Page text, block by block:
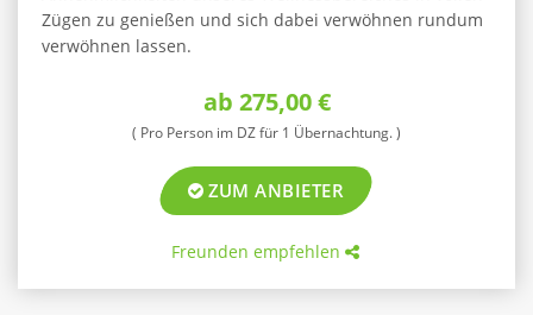
Zügen zu genießen und sich dabei verwöhnen rundum
verwöhnen lassen.
ab 275,00 €
( Pro Person im DZ für 1 Übernachtung. )
ZUM ANBIETER
Freunden empfehlen